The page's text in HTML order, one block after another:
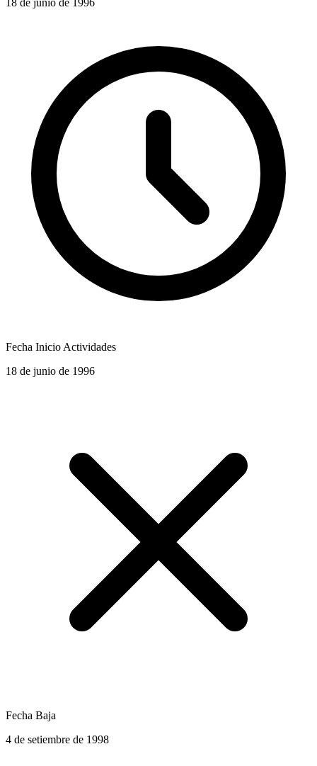
Fecha Inicio Actividades
18 de junio de 1996
Fecha Baja
4 de setiembre de 1998